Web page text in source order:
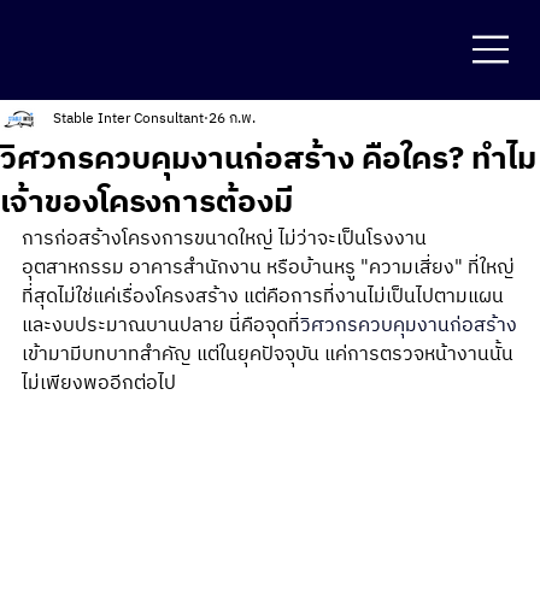
วิศวกรควบคุมงานก่อสร้าง คือใคร? ทำไม
เจ้าของโครงการต้องมี
Stable Inter Consultant 26 ก.พ.
การก่อสร้างโครงการขนาดใหญ่ ไม่ว่าจะเป็นโรงงาน
อุตสาหกรรม อาคารสำนักงาน หรือบ้านหรู "ความเสี่ยง" ที่ใหญ่
ที่สุดไม่ใช่แค่เรื่องโครงสร้าง แต่คือการที่งานไม่เป็นไปตามแผน
และงบประมาณบานปลาย นี่คือจุดที่วิศวกรควบคุมงานก่อสร้าง
เข้ามามีบทบาทสำคัญ แต่ในยุคปัจจุบัน แค่การตรวจหน้างานนั้น
ไม่เพียงพออีกต่อไป